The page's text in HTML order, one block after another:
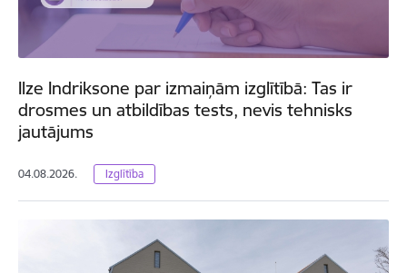
Ilze Indriksone par izmaiņām izglītībā: Tas ir
drosmes un atbildības tests, nevis tehnisks
jautājums
04.08.2026. Izglītība